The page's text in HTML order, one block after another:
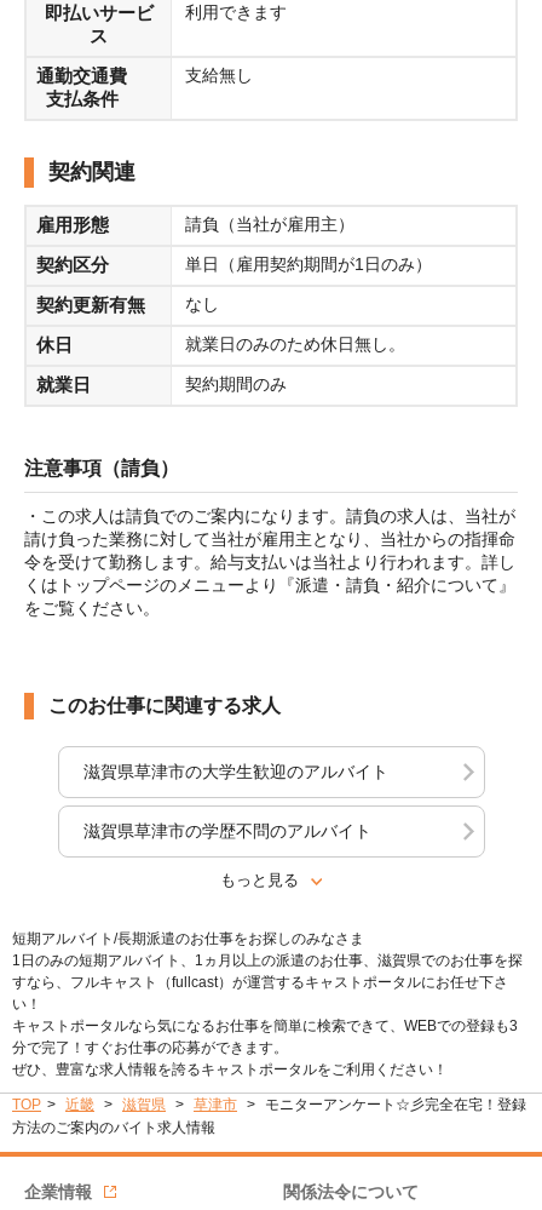
即払いサービ
ス
利用できます
通勤交通費
支払条件
支給無し
契約関連
雇用形態 請負（当社が雇用主）
契約区分 単日（雇用契約期間が1日のみ）
契約更新有無 なし
休日 就業日のみのため休日無し。
就業日 契約期間のみ
注意事項（請負）
・この求人は請負でのご案内になります。請負の求人は、当社が
請け負った業務に対して当社が雇用主となり、当社からの指揮命
令を受けて勤務します。給与支払いは当社より行われます。詳し
くはトップページのメニューより『派遣・請負・紹介について』
をご覧ください。
このお仕事に関連する求人
滋賀県草津市の大学生歓迎のアルバイト
滋賀県草津市の学歴不問のアルバイト
もっと見る
短期アルバイト/長期派遣のお仕事をお探しのみなさま
1日のみの短期アルバイト、1ヵ月以上の派遣のお仕事、滋賀県でのお仕事を探
すなら、フルキャスト（fullcast）が運営するキャストポータルにお任せ下さ
い！
キャストポータルなら気になるお仕事を簡単に検索できて、WEBでの登録も3
分で完了！すぐお仕事の応募ができます。
ぜひ、豊富な求人情報を誇るキャストポータルをご利用ください！
TOP 近畿 滋賀県 草津市
モニターアンケート☆彡完全在宅！登録
方法のご案内のバイト求人情報
企業情報 関係法令について